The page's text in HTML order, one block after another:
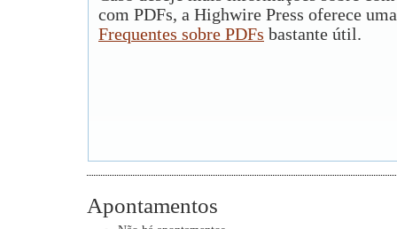
com PDFs, a Highwire Press oferece
Frequentes sobre PDFs bastante útil.
Apontamentos